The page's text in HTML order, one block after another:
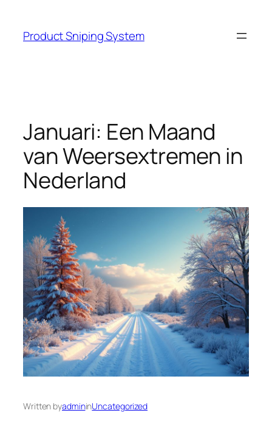
content
Product Sniping System
Januari: Een Maand
van Weersextremen in
Nederland
Written byadmininUncategorized